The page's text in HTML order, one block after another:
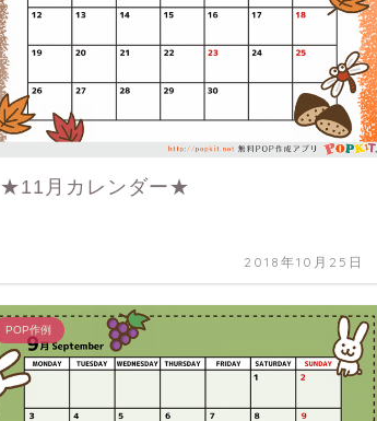
★11月カレンダー★
2018年10月25日
POP作例